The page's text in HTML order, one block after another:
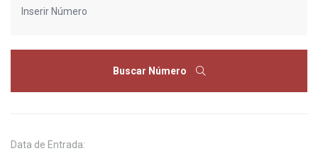
Buscar Número
Data de Entrada: